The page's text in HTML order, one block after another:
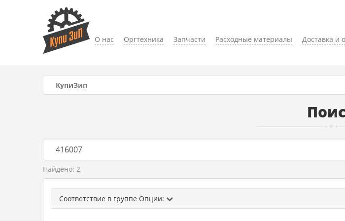
О нас Оргтехника Запчасти Расходные материалы Доставка и
КупиЗип
Найдено: 2
Соответствие в группе Опции: